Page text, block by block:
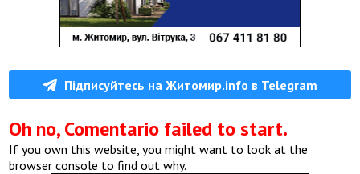
Підписуйтесь на Житомир.info в Telegram
Oh no, Comentario failed to start.
If you own this website, you might want to look at the
browser console to find out why.